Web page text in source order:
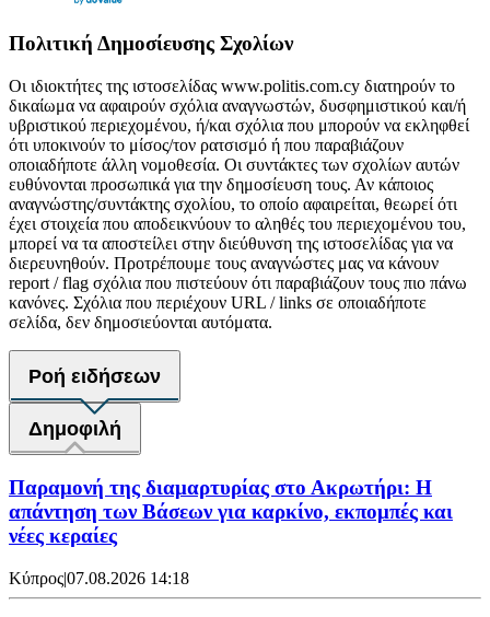
Πολιτική Δημοσίευσης Σχολίων
Οι ιδιοκτήτες της ιστοσελίδας www.politis.com.cy διατηρούν το
δικαίωμα να αφαιρούν σχόλια αναγνωστών, δυσφημιστικού και/ή
υβριστικού περιεχομένου, ή/και σχόλια που μπορούν να εκληφθεί
ότι υποκινούν το μίσος/τον ρατσισμό ή που παραβιάζουν
οποιαδήποτε άλλη νομοθεσία. Οι συντάκτες των σχολίων αυτών
ευθύνονται προσωπικά για την δημοσίευση τους. Αν κάποιος
αναγνώστης/συντάκτης σχολίου, το οποίο αφαιρείται, θεωρεί ότι
έχει στοιχεία που αποδεικνύουν το αληθές του περιεχομένου του,
μπορεί να τα αποστείλει στην διεύθυνση της ιστοσελίδας για να
διερευνηθούν. Προτρέπουμε τους αναγνώστες μας να κάνουν
report / flag σχόλια που πιστεύουν ότι παραβιάζουν τους πιο πάνω
κανόνες. Σχόλια που περιέχουν URL / links σε οποιαδήποτε
σελίδα, δεν δημοσιεύονται αυτόματα.
Ροή ειδήσεων
Δημοφιλή
Παραμονή της διαμαρτυρίας στο Ακρωτήρι: Η
απάντηση των Βάσεων για καρκίνο, εκπομπές και
νέες κεραίες
Κύπρος|07.08.2026 14:18